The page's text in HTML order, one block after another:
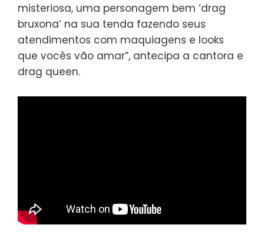
misteriosa, uma personagem bem ‘drag
bruxona’ na sua tenda fazendo seus
atendimentos com maquiagens e looks
que vocês vão amar”, antecipa a cantora e
drag queen.